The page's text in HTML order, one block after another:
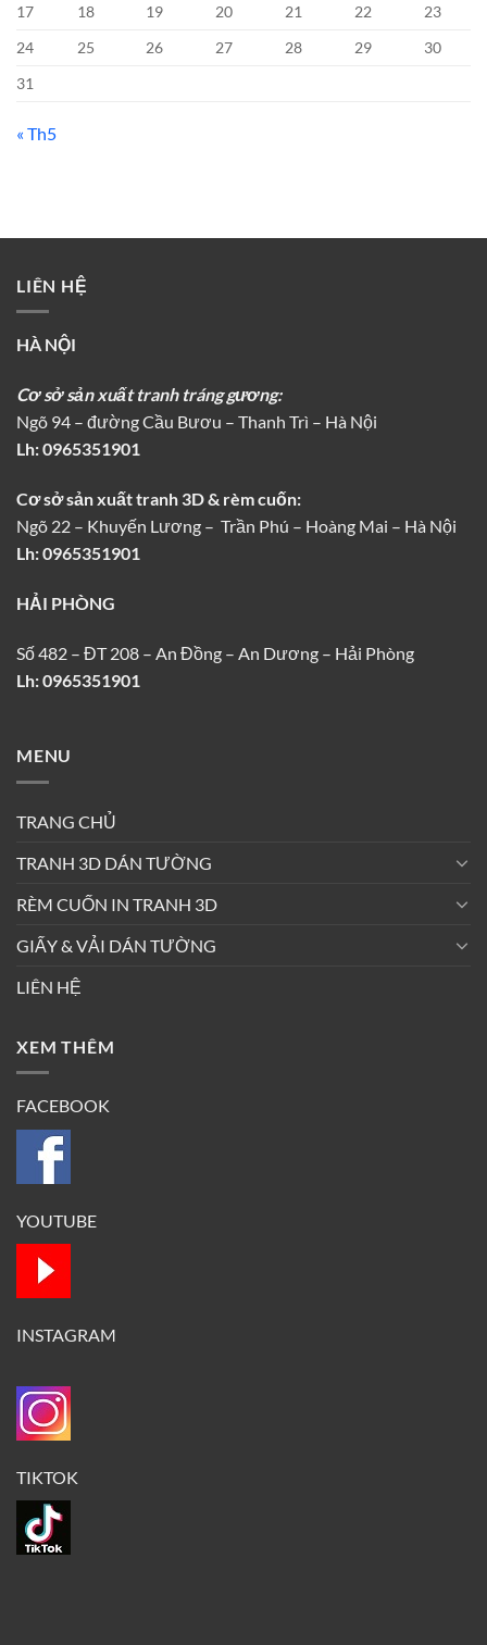
17
18 19 20 21 22
23
24
25 26 27 28 29
30
31
« Th5
LIÊN HỆ
HÀ NỘI
Cơ sở sản xuất tranh tráng gương:
Ngõ 94 – đường Cầu Bươu – Thanh Trì – Hà Nội
Lh:0965351901
Cơ sở sản xuất tranh 3D & rèm cuốn:
Ngõ 22 – Khuyến Lương – Trần Phú – Hoàng Mai – Hà Nội
Lh: 0965351901
HẢI PHÒNG
Số 482 – ĐT 208 – An Đồng – An Dương – Hải Phòng
Lh: 0965351901
MENU
TRANG CHỦ
TRANH 3D DÁN TƯỜNG
RÈM CUỐN IN TRANH 3D
GIẤY & VẢI DÁN TƯỜNG
LIÊN HỆ
XEM THÊM
FACEBOOK
YOUTUBE
INSTAGRAM
TIKTOK